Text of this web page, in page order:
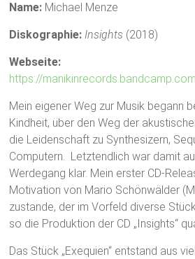
Name: Michael Menze
Diskographie: Insights (2018)
Webseite:
https://
Mein eigener Weg zur Musik begann
Kindheit, über den Weg der
die Leidenschaft zu Synthesizern,
Computern. Letztendlich war damit
Werdegang klar. Mein erster CD-
Motivation von Mario Schönwälder
zustande, der im Vorfeld diverse
so die Produktion der CD „Insights“
Das Stück „Exequien“ entstand aus